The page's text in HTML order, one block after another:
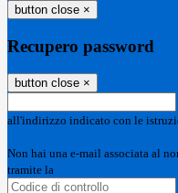
button close ×
Recupero password
button close ×
all'indirizzo indicato con le
Non hai una e-mail associata al
tramite la